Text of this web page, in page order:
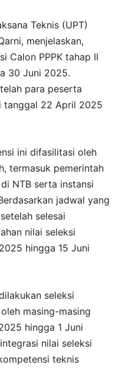
Teknis (UPT)
menjelaskan,
Calon PPPK tahap II
30 Juni 2025.
para peserta
tanggal 22 April 2025
ini difasilitasi oleh
termasuk pemerintah
NTB serta instansi
jadwal yang
selesai
nilai seleksi
hingga 15 Juni
seleksi
masing-masing
hingga 1 Juni
nilai seleksi
teknis